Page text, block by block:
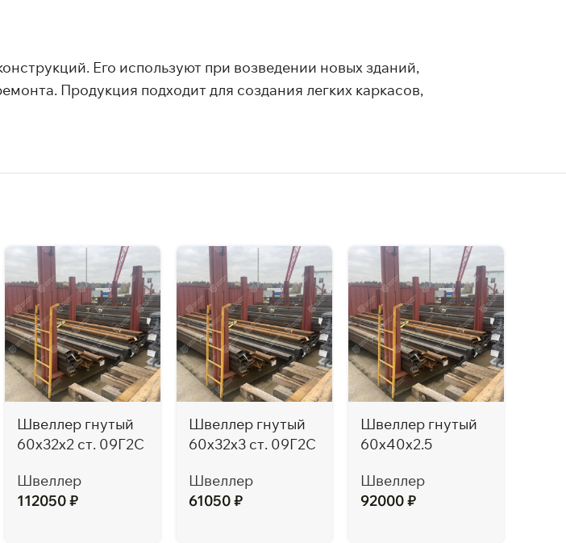
Его используют при возведении новых зданий,
Продукция подходит для создания легких каркасов,
Швеллер гнутый
60х32х2 ст. 09Г2С
Швеллер
112050₽
Швеллер гнутый
60х32х3 ст. 09Г2С
Швеллер
61050₽
Швеллер гнутый
60х40х2.5
Швеллер
92000₽